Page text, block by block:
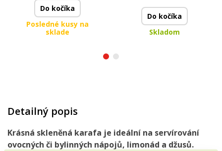
Do kočíka
Posledné kusy na
sklade
Do kočíka
Skladom
Detailný popis
Krásná skleněná karafa je ideální na servírování
ovocných či bylinných nápojů, limonád a džusů.